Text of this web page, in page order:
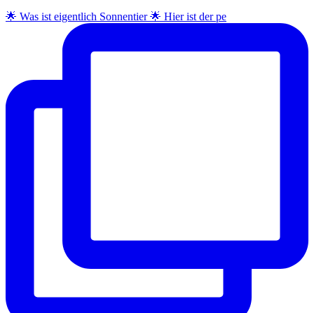
🌟 Was ist eigentlich Sonnentier 🌟 Hier ist der pe